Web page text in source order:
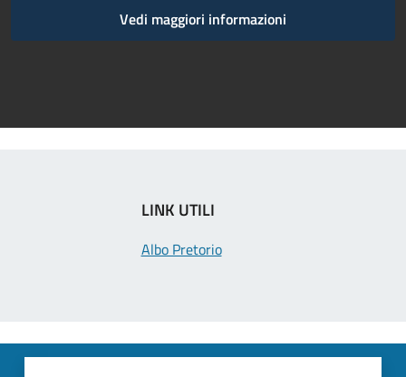
Vedi maggiori informazioni
LINK UTILI
Albo Pretorio